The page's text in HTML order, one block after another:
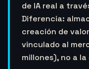
de IA real a
Diferencia:
creación de
vinculado al
millones), no a